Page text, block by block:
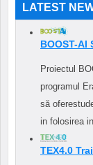
LATEST
BOOST-
Proiectul
programul
să
in folosirea
TEX4.0